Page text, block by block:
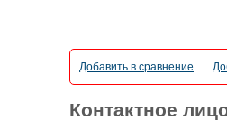
Добавить в сравнение
Контактное